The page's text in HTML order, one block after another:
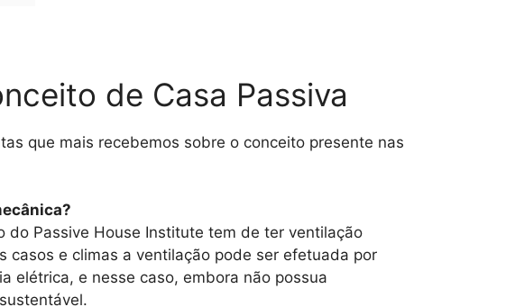
de Casa Passiva
que mais recebemos sobre o conceito presente nas
do Passive House Institute tem de ter ventilação
casos e climas a ventilação pode ser efetuada por
elétrica, e nesse caso, embora não possua